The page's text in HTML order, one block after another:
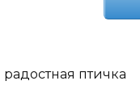
радостная птичка